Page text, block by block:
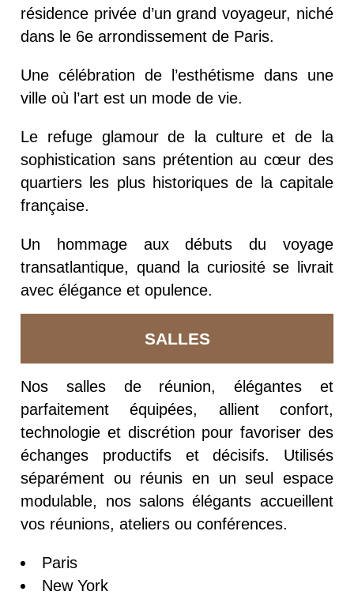
résidence privée d’un grand voyageur, niché
dans le 6e arrondissement de Paris.
Une célébration de l’esthétisme dans une
ville où l’art est un mode de vie.
Le refuge glamour de la culture et de la
sophistication sans prétention au cœur des
quartiers les plus historiques de la capitale
française.
Un hommage aux débuts du voyage
transatlantique, quand la curiosité se livrait
avec élégance et opulence.
SALLES
Nos salles de réunion, élégantes et
parfaitement équipées, allient confort,
technologie et discrétion pour favoriser des
échanges productifs et décisifs. Utilisés
séparément ou réunis en un seul espace
modulable, nos salons élégants accueillent
vos réunions, ateliers ou conférences.
Paris
New York